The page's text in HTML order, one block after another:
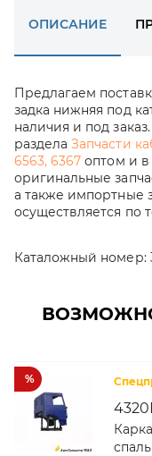
ОПИСАНИЕ
Предлагаем
задка нижняя под
наличия и под
разделаЗапчасти
6563, 6367 оптом и в
оригинальные
а также импортные
осуществляется по
Каталожный номер:
%